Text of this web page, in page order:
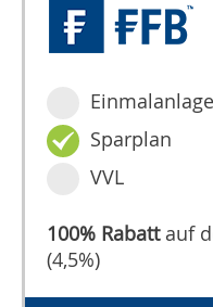
Einmalanlage
Sparplan
VVL
100% Rabattauf
(4,5%)